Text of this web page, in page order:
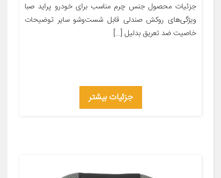
جزئیات محصول جنس چرم مناسب برای خودرو پراید صبا
ویژگی‌های روکش صندلی قابل شست‌وشو سایر توضیحات
خاصیت ضد تعریق بدلیل […]
جزئیات بیشتر